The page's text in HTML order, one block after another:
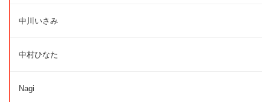
中川いさみ
中村ひなた
Nagi